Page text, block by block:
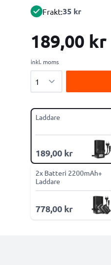
Frakt:35 kr
189,00 kr
inkl. moms
Laddare
189,00 kr
2x Batteri 2200mAh+
Laddare
778,00 kr